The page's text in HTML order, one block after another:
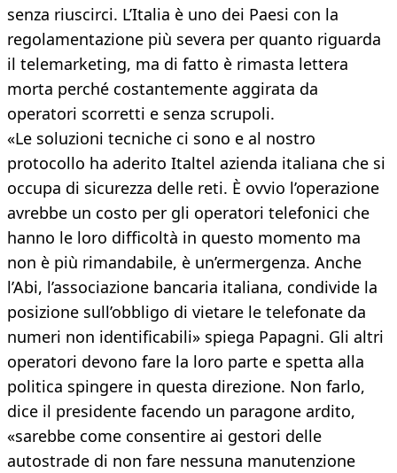
senza riuscirci. L’Italia è uno dei Paesi con la
regolamentazione più severa per quanto riguarda
il telemarketing, ma di fatto è rimasta lettera
morta perché costantemente aggirata da
operatori scorretti e senza scrupoli.
«Le soluzioni tecniche ci sono e al nostro
protocollo ha aderito Italtel azienda italiana che si
occupa di sicurezza delle reti. È ovvio l’operazione
avrebbe un costo per gli operatori telefonici che
hanno le loro difficoltà in questo momento ma
non è più rimandabile, è un’ermergenza. Anche
l’Abi, l’associazione bancaria italiana, condivide la
posizione sull’obbligo di vietare le telefonate da
numeri non identificabili» spiega Papagni. Gli altri
operatori devono fare la loro parte e spetta alla
politica spingere in questa direzione. Non farlo,
dice il presidente facendo un paragone ardito,
«sarebbe come consentire ai gestori delle
autostrade di non fare nessuna manutenzione